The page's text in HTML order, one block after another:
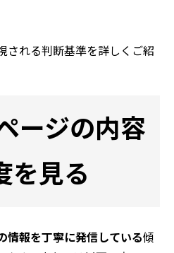
される判断基準を詳しくご紹
ージの内容
を見る
情報を丁寧に発信している傾